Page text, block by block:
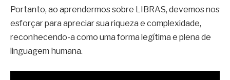
Portanto, ao aprendermos sobre LIBRAS, devemos nos
esforçar para apreciar sua riqueza e complexidade,
reconhecendo-a como uma forma legítima e plena de
linguagem humana.